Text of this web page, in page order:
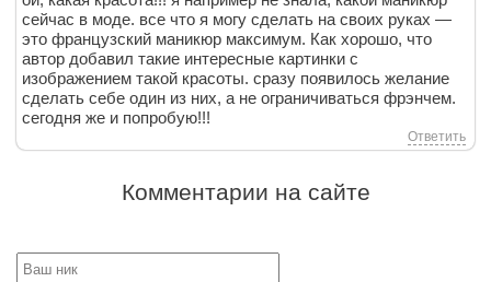
сейчас в моде. все что я могу сделать на своих руках —
это французский маникюр максимум. Как хорошо, что
автор добавил такие интересные картинки с
изображением такой красоты. сразу появилось желание
сделать себе один из них, а не ограничиваться фрэнчем.
сегодня же и попробую!!!
Ответить
Комментарии на сайте